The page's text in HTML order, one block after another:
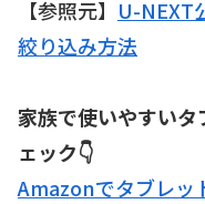
【参照元】 U-NEXT
絞り込み方法
家族で使いやすい
ェック👇
Amazonでタブレッ